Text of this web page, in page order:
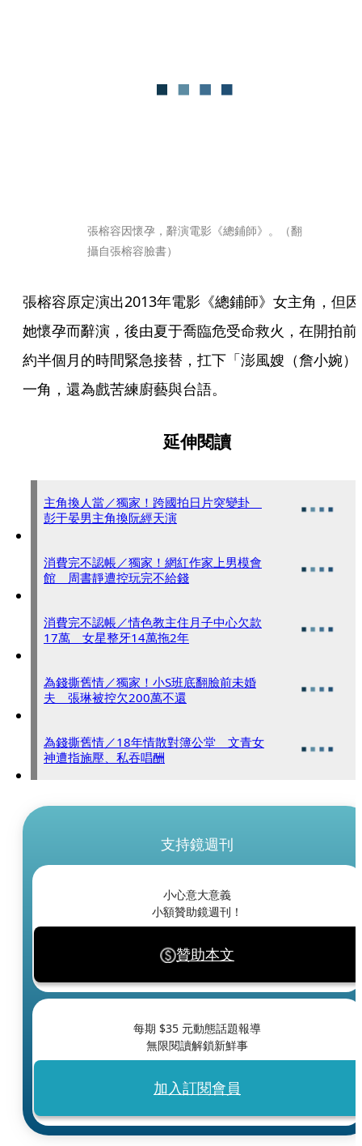
張榕容因懷孕，辭演電影《總鋪師》。（翻
攝自張榕容臉書）
張榕容原定演出2013年電影《總鋪師》女主角，但因
她懷孕而辭演，後由夏于喬臨危受命救火，在開拍前
約半個月的時間緊急接替，扛下「澎風嫂（詹小婉）
一角，還為戲苦練廚藝與台語。
延伸閱讀
主角換人當／獨家！跨國拍日片突變卦
彭于晏男主角換阮經天演
消費完不認帳／獨家！網紅作家上男模會
館 周書靜遭控玩完不給錢
消費完不認帳／情色教主住月子中心欠款
17萬 女星整牙14萬拖2年
為錢撕舊情／獨家！小S班底翻臉前未婚
夫 張琳被控欠200萬不還
為錢撕舊情／18年情散對簿公堂 文青女
神遭指施壓、私吞唱酬
支持鏡週刊
小心意大意義
小額贊助鏡週刊！
贊助本文
每期 $35 元動態話題報導
無限閱讀解鎖新鮮事
加入訂閱會員